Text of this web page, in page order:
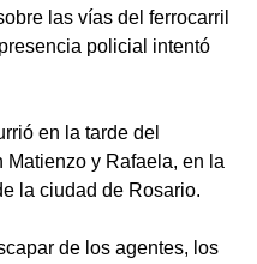
las vías del ferrocarril
policial intentó
en la tarde del
Matienzo y Rafaela, en la
la ciudad de Rosario.
de los agentes, los